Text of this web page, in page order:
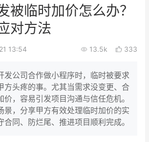
新零售茶会
产品场景库
被临时加价怎么办？
对方法
13:54 13.5k 333
发公司合作做小程序时，临时被要求
方头疼的事。尤其当需求没变更、合
价，容易引发项目沟通与信任危机。
景，分享甲方有效处理临时加价的实
合同、防烂尾、推进项目顺利完成。